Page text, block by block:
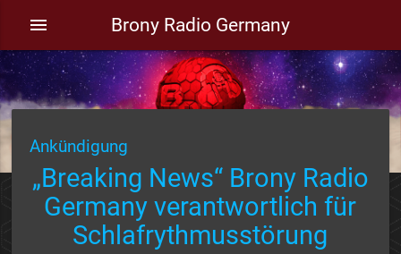
Brony Radio Germany
menu
Ankündigung
„Breaking News“ Brony Radio
Germany verantwortlich für
Schlafrythmusstörung